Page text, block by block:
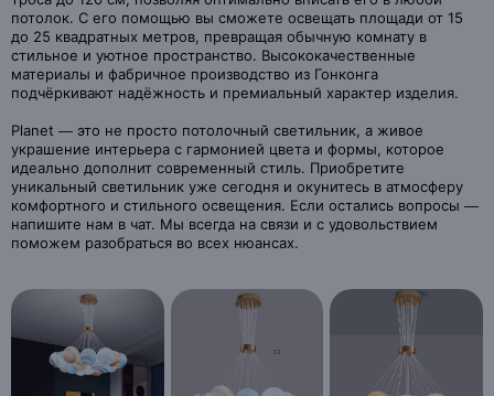
потолок. С его помощью вы сможете освещать площади от 15
до 25 квадратных метров, превращая обычную комнату в
стильное и уютное пространство. Высококачественные
материалы и фабричное производство из Гонконга
подчёркивают надёжность и премиальный характер изделия.
Planet — это не просто потолочный светильник, а живое
украшение интерьера с гармонией цвета и формы, которое
идеально дополнит современный стиль. Приобретите
уникальный светильник уже сегодня и окунитесь в атмосферу
комфортного и стильного освещения. Если остались вопросы —
напишите нам в чат. Мы всегда на связи и с удовольствием
поможем разобраться во всех нюансах.